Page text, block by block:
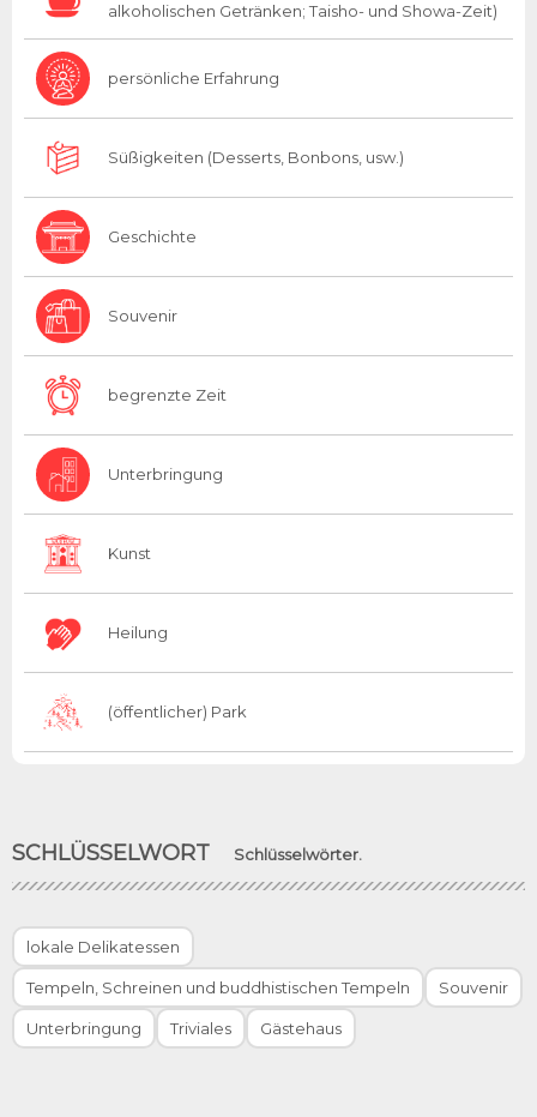
alkoholischen Getränken; Taisho- und Showa-Zeit)
persönliche Erfahrung
Süßigkeiten (Desserts, Bonbons, usw.)
Geschichte
Souvenir
begrenzte Zeit
Unterbringung
Kunst
Heilung
(öffentlicher) Park
SCHLÜSSELWORT Schlüsselwörter.
lokale Delikatessen
Tempeln, Schreinen und buddhistischen Tempeln Souvenir
Unterbringung Triviales Gästehaus